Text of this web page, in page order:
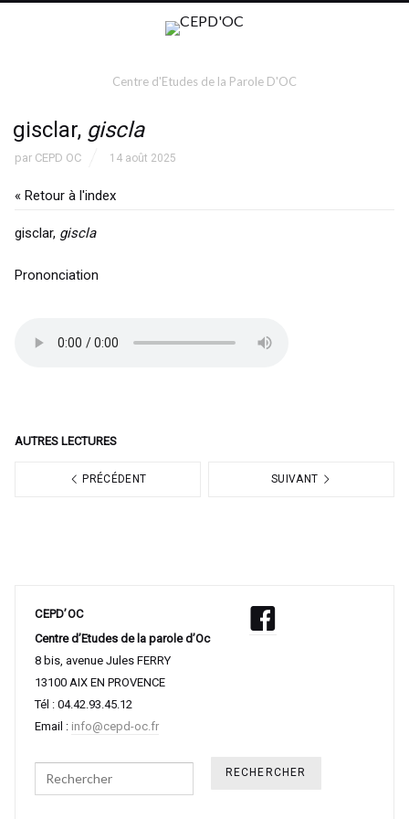
Centre d'Etudes de la Parole D'OC
gisclar, giscla
par CEPD OC 14 août 2025
« Retour à l'index
gisclar, giscla
Prononciation
AUTRES LECTURES
PRÉCÉDENT SUIVANT
CEPD’OC
Centre d’Etudes de la parole d’Oc
8 bis, avenue Jules FERRY
13100 AIX EN PROVENCE
Tél : 04.42.93.45.12
Email : info@cepd-oc.fr
Search